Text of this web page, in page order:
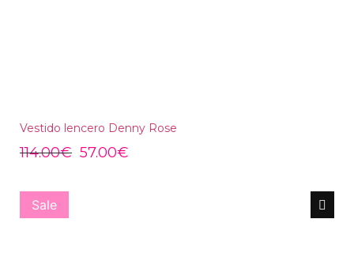
Vestido lencero Denny Rose
114.00€ 57.00€
Sale